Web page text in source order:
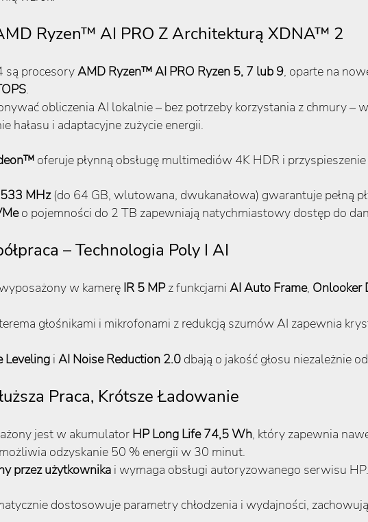
Ryzen™ AI PRO Z Architekturą XDNA™ 2
są procesoryAMD Ryzen™ AI PRO Ryzen 5, 7 lub 9, oparte na
.
obliczenia AI lokalnie – bez potrzeby korzystania z chmury –
hałasu i adaptacyjne zużycie energii.
oferuje płynną obsługę multimediów 4K HDR i
MHz(do 64 GB, wlutowana, dwukanałowa) gwarantuje pełną
o pojemności do 2 TB zapewniają natychmiastowy dostęp do
– Technologia Poly I AI
w kamerę IR 5 MPz funkcjami AI Auto Frame, Onlooker
głośnikami i mikrofonami z redukcją szumów AI zapewnia
Leveling i AI Noise Reduction 2.0 dbają o jakość głosu niezależnie
Praca, Krótsze Ładowanie
jest w akumulator HP Long Life 74,5 Wh, który zapewnia
odzyskanie 50 % energii w 30 minut.
przez użytkownika i wymaga obsługi autoryzowanego serwisu HP.
dostosowuje parametry chłodzenia i wydajności,